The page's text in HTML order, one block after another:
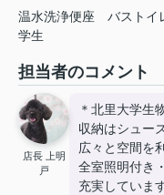
温水洗浄便座 バストイ
学生
担当者のコメント
店長 上明
戸
＊北里大学生
収納はシュー
広々と空間を
全室照明付き
充実していま